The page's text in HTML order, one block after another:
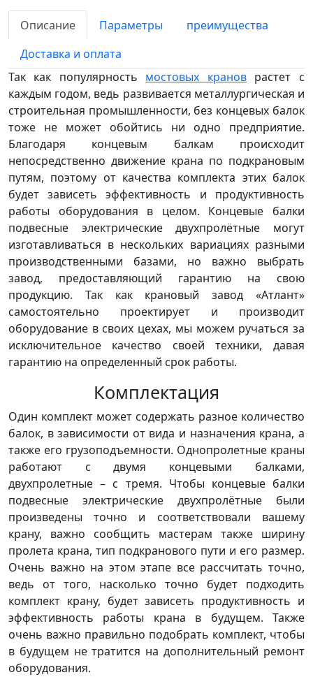
Описание Параметры
преимущества
Доставка и оплата
Так как популярность мостовых кранов растет с
каждым годом, ведь развивается металлургическая и
строительная промышленности, без концевых балок
тоже не может обойтись ни одно предприятие.
Благодаря концевым балкам происходит
непосредственно движение крана по подкрановым
путям, поэтому от качества комплекта этих балок
будет зависеть эффективность и продуктивность
работы оборудования в целом. Концевые балки
подвесные электрические двухпролётные могут
изготавливаться в нескольких вариациях разными
производственными базами, но важно выбрать
завод, предоставляющий гарантию на свою
продукцию. Так как крановый завод «Атлант»
самостоятельно проектирует и производит
оборудование в своих цехах, мы можем ручаться за
исключительное качество своей техники, давая
гарантию на определенный срок работы.
Комплектация
Один комплект может содержать разное количество
балок, в зависимости от вида и назначения крана, а
также его грузоподъемности. Однопролетные краны
работают с двумя концевыми балками,
двухпролетные – с тремя. Чтобы концевые балки
подвесные электрические двухпролётные были
произведены точно и соответствовали вашему
крану, важно сообщить мастерам также ширину
пролета крана, тип подкранового пути и его размер.
Очень важно на этом этапе все рассчитать точно,
ведь от того, насколько точно будет подходить
комплект крану, будет зависеть продуктивность и
эффективность работы крана в будущем. Также
очень важно правильно подобрать комплект, чтобы
в будущем не тратится на дополнительный ремонт
оборудования.